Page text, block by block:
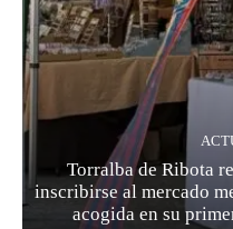
Torralba de Ribota
inscribirse al mercado
acogida en su